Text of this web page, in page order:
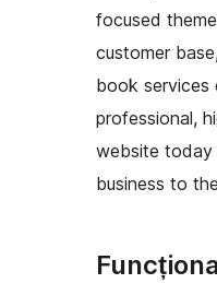
focused
customer
book services
professional,
website
business to